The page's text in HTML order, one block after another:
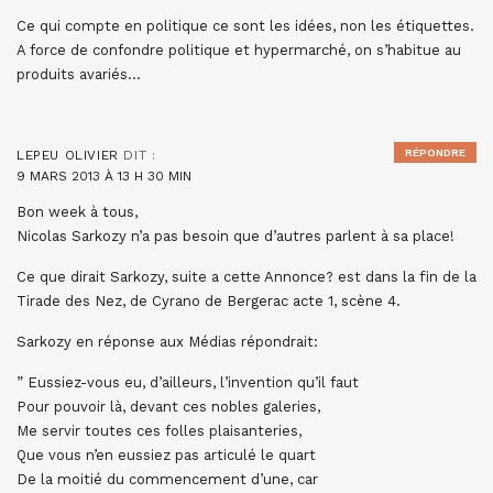
Ce qui compte en politique ce sont les idées, non les étiquettes.
A force de confondre politique et hypermarché, on s’habitue au
produits avariés…
LEPEU OLIVIER DIT :
9 MARS 2013 À 13 H 30 MIN
Bon week à tous,
Nicolas Sarkozy n’a pas besoin que d’autres parlent à sa place!
Ce que dirait Sarkozy, suite a cette Annonce? est dans la fin de la
Tirade des Nez, de Cyrano de Bergerac acte 1, scène 4.
Sarkozy en réponse aux Médias répondrait:
” Eussiez-vous eu, d’ailleurs, l’invention qu’il faut
Pour pouvoir là, devant ces nobles galeries,
Me servir toutes ces folles plaisanteries,
Que vous n’en eussiez pas articulé le quart
De la moitié du commencement d’une, car
RÉPONDRE